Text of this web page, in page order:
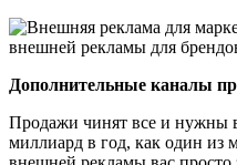
Дополнительные каналы
Продажи чинят все и нужны
миллиард в год, как один